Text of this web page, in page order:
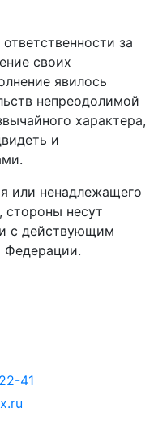
за
своих
явилось
непреодолимой
характера,
и
или ненадлежащего
стороны несут
с действующим
Федерации.
41